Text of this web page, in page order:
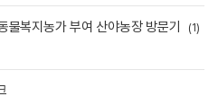
복지농가 부여 산야농장 방문기 (1)